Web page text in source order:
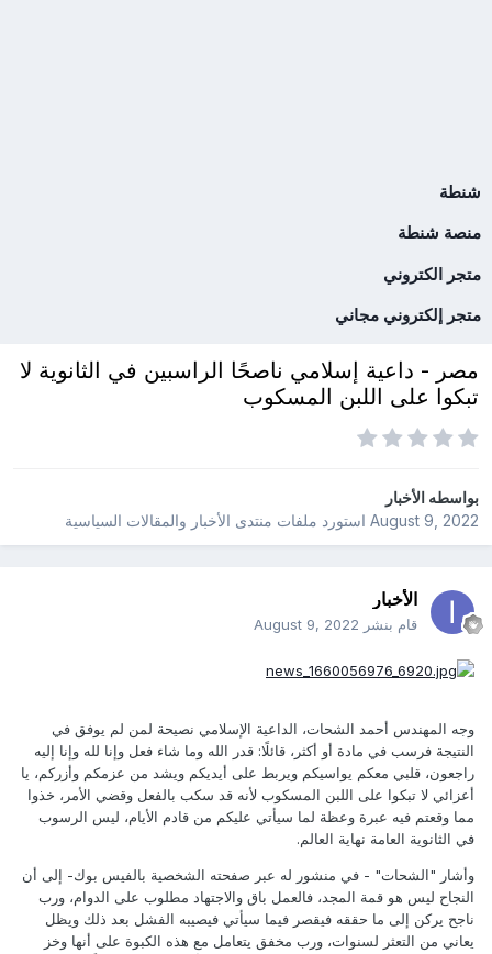
شنطة
منصة شنطة
متجر الكتروني
متجر إلكتروني مجاني
مصر - داعية إسلامي ناصحًا الراسبين في الثانوية لا
تبكوا على اللبن المسكوب
بواسطهالأخبار
August 9, 2022استورد ملفات منتدى الأخبار والمقالات السياسية
الأخبار
قام بنشر August 9, 2022
وجه المهندس أحمد الشحات، الداعية الإسلامي نصيحة لمن لم يوفق في
النتيجة فرسب في مادة أو أكثر، قائلًا: قدر الله وما شاء فعل وإنا لله وإنا إليه
راجعون، قلبي معكم يواسيكم ويربط على أيديكم ويشد من عزمكم وأزركم، يا
أعزائي لا تبكوا على اللبن المسكوب لأنه قد سكب بالفعل وقضي الأمر، خذوا
مما وقعتم فيه عبرة وعظة لما سيأتي عليكم من قادم الأيام، ليس الرسوب
في الثانوية العامة نهاية العالم.
وأشار "الشحات" - في منشور له عبر صفحته الشخصية بالفيس بوك- إلى أن
النجاح ليس هو قمة المجد، فالعمل باق والاجتهاد مطلوب على الدوام، ورب
ناجح يركن إلى ما حققه فيقصر فيما سيأتي فيصيبه الفشل بعد ذلك ويظل
يعاني من التعثر لسنوات، ورب مخفق يتعامل مع هذه الكبوة على أنها وخز